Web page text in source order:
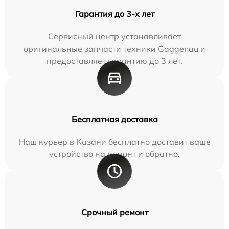
Гарантия до 3-х лет
Сервисный центр устанавливает
оригинальные запчасти техники Gaggenau и
предоставляет гарантию до 3 лет.
Бесплатная доставка
Наш курьер в Казани бесплатно доставит ваше
устройство на ремонт и обратно.
Срочный ремонт